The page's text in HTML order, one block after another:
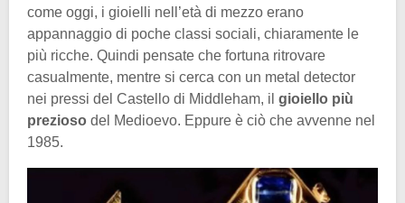
come oggi, i gioielli nell’età di mezzo erano
appannaggio di poche classi sociali, chiaramente le
più ricche. Quindi pensate che fortuna ritrovare
casualmente, mentre si cerca con un metal detector
nei pressi del Castello di Middleham, il gioiello più
prezioso del Medioevo. Eppure è ciò che avvenne nel
1985.